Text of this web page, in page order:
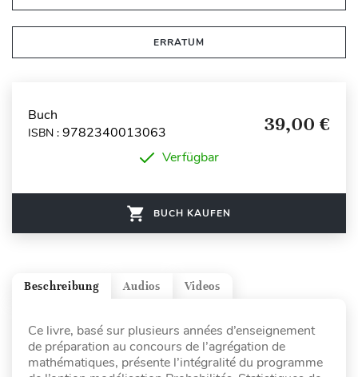
ERRATUM
Buch
ISBN : 9782340013063 39,00 €
Verfügbar
BUCH KAUFEN
Videos
Audios
Beschreibung
Ce livre, basé sur plusieurs années d’enseignement
de préparation au concours de l’agrégation de
mathématiques, présente l’intégralité du programme